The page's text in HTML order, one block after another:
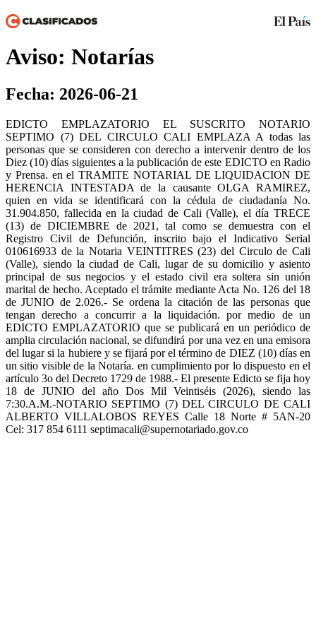
Aviso: Notarías
Fecha: 2026-06-21
EDICTO EMPLAZATORIO EL SUSCRITO NOTARIO
SEPTIMO (7) DEL CIRCULO CALI EMPLAZA A todas las
personas que se consideren con derecho a intervenir dentro de los
Diez (10) días siguientes a la publicación de este EDICTO en Radio
y Prensa. en el TRAMITE NOTARIAL DE LIQUIDACION DE
HERENCIA INTESTADA de la causante OLGA RAMIREZ,
quien en vida se identificará con la cédula de ciudadanía No.
31.904.850, fallecida en la ciudad de Cali (Valle), el día TRECE
(13) de DICIEMBRE de 2021, tal como se demuestra con el
Registro Civil de Defunción, inscrito bajo el Indicativo Serial
010616933 de la Notaria VEINTITRES (23) del Circulo de Cali
(Valle), siendo la ciudad de Cali, lugar de su domicilio y asiento
principal de sus negocios y el estado civil era soltera sin unión
marital de hecho. Aceptado el trámite mediante Acta No. 126 del 18
de JUNIO de 2.026.- Se ordena la citación de las personas que
tengan derecho a concurrir a la liquidación. por medio de un
EDICTO EMPLAZATORIO que se publicará en un periódico de
amplia circulación nacional, se difundirá por una vez en una emisora
del lugar si la hubiere y se fijará por el término de DIEZ (10) días en
un sitio visible de la Notaría. en cumplimiento por lo dispuesto en el
artículo 3o del Decreto 1729 de 1988.- El presente Edicto se fija hoy
18 de JUNIO del año Dos Mil Veintiséis (2026), siendo las
7:30.A.M.-NOTARIO SEPTIMO (7) DEL CIRCULO DE CALI
ALBERTO VILLALOBOS REYES Calle 18 Norte # 5AN-20
Cel: 317 854 6111 septimacali@supernotariado.gov.co